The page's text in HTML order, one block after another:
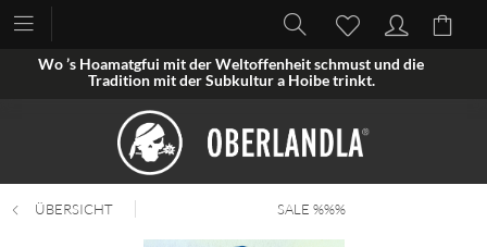
Wo ’s Hoamatgfui mit der Weltoffenheit schmust und die
Tradition mit der Subkultur a Hoibe trinkt.
ÜBERSICHT SALE %%%